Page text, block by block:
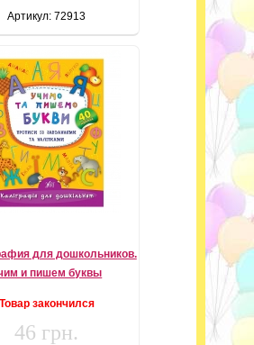
Артикул: 72913
для дошкольников.
и пишем буквы
Товар закончился
46 грн.